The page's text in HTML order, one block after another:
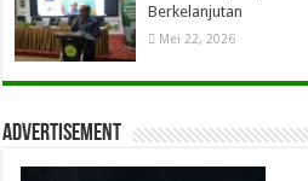
Berkelanjutan
Mei 22, 2026
Advertisement